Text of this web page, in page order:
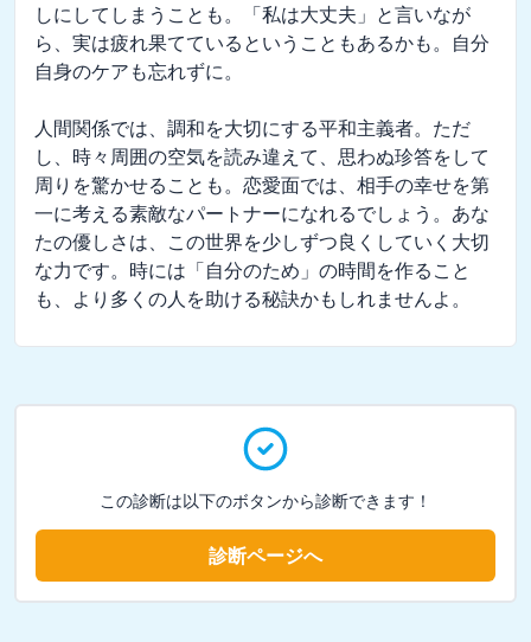
しにしてしまうことも。「私は大丈夫」と言いなが
ら、実は疲れ果てているということもあるかも。自分
自身のケアも忘れずに。
人間関係では、調和を大切にする平和主義者。ただ
し、時々周囲の空気を読み違えて、思わぬ珍答をして
周りを驚かせることも。恋愛面では、相手の幸せを第
一に考える素敵なパートナーになれるでしょう。あな
たの優しさは、この世界を少しずつ良くしていく大切
な力です。時には「自分のため」の時間を作ること
も、より多くの人を助ける秘訣かもしれませんよ。
この診断は以下のボタンから診断できます！
診断ページへ